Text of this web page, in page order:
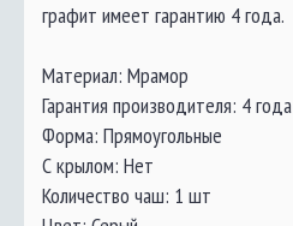
графит имеет гарантию 4 года.
Материал: Мрамор
Гарантия производителя: 4 года
Форма: Прямоугольные
С крылом: Нет
Количество чаш: 1 шт